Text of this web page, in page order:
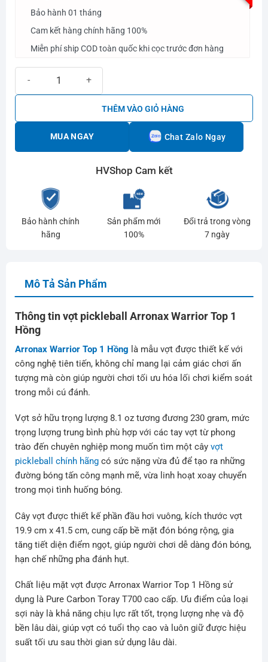
2.720.000₫.
2.500.000₫.
Bảo hành 01 tháng
Cam kết hàng chính hãng 100%
Miễn phí ship COD toàn quốc khi cọc trước đơn hàng
THÊM VÀO GIỎ HÀNG
MUA NGAY Chat Zalo Ngay
HVShop Cam kết
Bảo hành chính
hãng
Sản phẩm mới
100%
Đổi trả trong vòng
7 ngày
Mô Tả Sản Phẩm
Thông tin vợt pickleball Arronax Warrior Top 1
Hồng
Arronax Warrior Top 1 Hồng là mẫu vợt được thiết kế với
công nghệ tiên tiến, không chỉ mang lại cảm giác chơi ấn
tượng mà còn giúp người chơi tối ưu hóa lối chơi kiểm soát
trong mỗi cú đánh.
Vợt sở hữu trọng lượng 8.1 oz tương đương 230 gram, mức
trọng lượng trung bình phù hợp với các tay vợt từ phong
trào đến chuyên nghiệp mong muốn tìm một cây vợt
pickleball chính hãngcó sức nặng vừa đủ để tạo ra những
đường bóng tấn công mạnh mẽ, vừa linh hoạt xoay chuyển
trong mọi tình huống bóng.
Cây vợt được thiết kế phần đầu hơi vuông, kích thước vợt
19.9 cm x 41.5 cm, cung cấp bề mặt đón bóng rộng, gia
tăng tiết diện điểm ngọt, giúp người chơi dễ dàng đón bóng,
hạn chế những pha đánh hụt.
Chất liệu mặt vợt được Arronax Warrior Top 1 Hồng sử
dụng là Pure Carbon Toray T700 cao cấp. Ưu điểm của loại
sợi này là khả năng chịu lực rất tốt, trọng lượng nhẹ và độ
bền lâu dài, giúp vợt có tuổi thọ cao và luôn giữ được hiệu
suất tối ưu sau thời gian sử dụng lâu dài.